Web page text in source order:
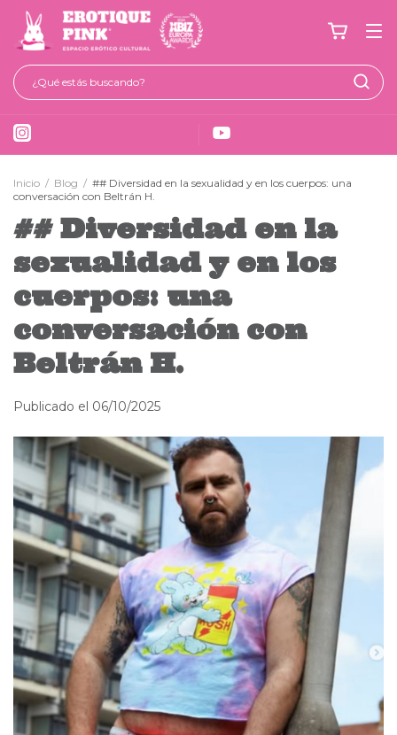
Inicio / Blog / ## Diversidad en la sexualidad y en los cuerpos: una
conversación con Beltrán H.
## Diversidad en la
sexualidad y en los
cuerpos: una
conversación con
Beltrán H.
Publicado el 06/10/2025